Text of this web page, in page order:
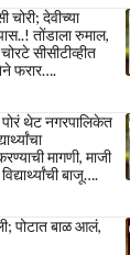
चोरी; देवीच्या
तोंडाला रुमाल,
सीसीटीव्हीत
फरार….
थेट नगरपालिकेत
मागणी, माजी
बाजू….
पोटात बाळ आलं,